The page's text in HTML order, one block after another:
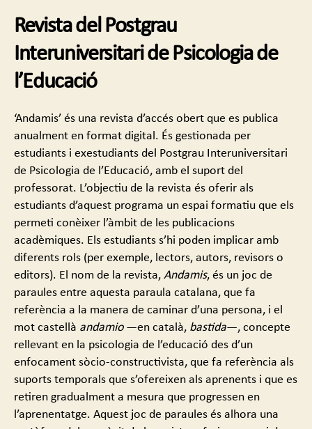
Revista del Postgrau
Interuniversitari de Psicologia de
l’Educació
‘Andamis’ és una revista d’accés obert que es publica
anualment en format digital. És gestionada per
estudiants i exestudiants del Postgrau Interuniversitari
de Psicologia de l’Educació, amb el suport del
professorat. L’objectiu de la revista és oferir als
estudiants d’aquest programa un espai formatiu que els
permeti conèixer l’àmbit de les publicacions
acadèmiques. Els estudiants s’hi poden implicar amb
diferents rols (per exemple, lectors, autors, revisors o
editors). El nom de la revista, Andamis, és un joc de
paraules entre aquesta paraula catalana, que fa
referència a la manera de caminar d’una persona, i el
mot castellà andamio —en català, bastida—, concepte
rellevant en la psicologia de l’educació des d’un
enfocament sòcio-constructivista, que fa referència als
suports temporals que s’ofereixen als aprenents i que es
retiren gradualment a mesura que progressen en
l’aprenentatge. Aquest joc de paraules és alhora una